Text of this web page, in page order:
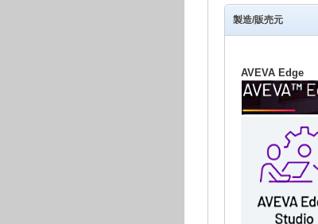
製造/販売元
AVEVA Edge